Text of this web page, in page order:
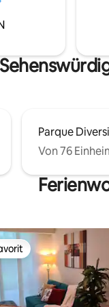
schaffen. Das
mit großen
Licht hereinlassen
Landschaft bieten.
Parque
Von 76